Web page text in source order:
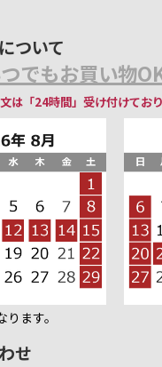
ついて
でもお買い物
は「24時間」受け付けており
ます。
せ